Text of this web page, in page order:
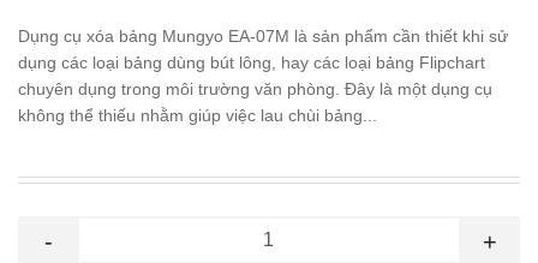
Dụng cụ xóa bảng Mungyo EA-07M là sản phẩm cần thiết khi sử
dụng các loại bảng dùng bút lông, hay các loại bảng Flipchart
chuyên dụng trong môi trường văn phòng. Đây là một dụng cụ
không thể thiếu nhằm giúp việc lau chùi bảng...
- +